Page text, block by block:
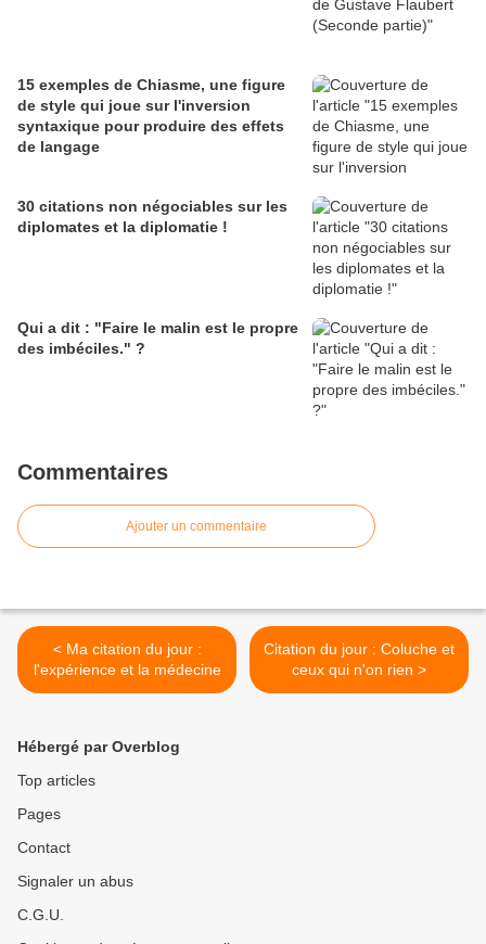
15 exemples de Chiasme, une figure
de style qui joue sur l'inversion
syntaxique pour produire des effets
de langage
30 citations non négociables sur les
diplomates et la diplomatie !
Qui a dit : "Faire le malin est le propre
des imbéciles." ?
Commentaires
Ajouter un commentaire
< Ma citation du jour :
l'expérience et la médecine
Citation du jour : Coluche et
ceux qui n'on rien >
Hébergé par Overblog
Top articles
Pages
Contact
Signaler un abus
C.G.U.